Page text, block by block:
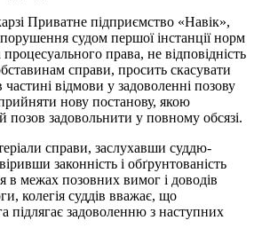
Приватне підприємство «Навік»,
судом першої інстанції норм
процесуального права, не відповідність
справи, просить скасувати
відмови у задоволенні позову
нову постанову, якою
позов задовольнити у повному обсязі.
справи, заслухавши суддю-
законність і обґрунтованість
в межах позовних вимог і доводів
колегія суддів вважає, що
підлягає задоволенню з наступних